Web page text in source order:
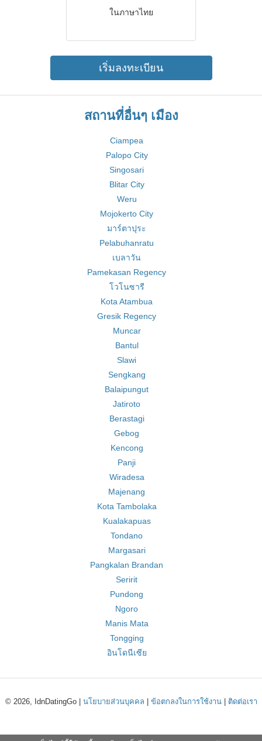
ในภาษาไทย
เริ่มลงทะเบียน
สถานที่อื่นๆ เมือง
Ciampea
Palopo City
Singosari
Blitar City
Weru
Mojokerto City
มาร์ตาปุระ
Pelabuhanratu
เบลาวัน
Pamekasan Regency
โวโนซารี
Kota Atambua
Gresik Regency
Muncar
Bantul
Slawi
Sengkang
Balaipungut
Jatiroto
Berastagi
Gebog
Kencong
Panji
Wiradesa
Majenang
Kota Tambolaka
Kualakapuas
Tondano
Margasari
Pangkalan Brandan
Seririt
Pundong
Ngoro
Manis Mata
Tongging
อินโดนีเซีย
© 2026, IdnDatingGo | นโยบายส่วนบุคคล ข้อตกลงในการใช้งาน| ติดต่อเรา